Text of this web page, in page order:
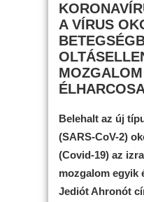
A VÍRUS
Belehalt az új
(SARS-CoV-2)
(Covid-19) az
mozgalom egyik
Jediót Ahronót